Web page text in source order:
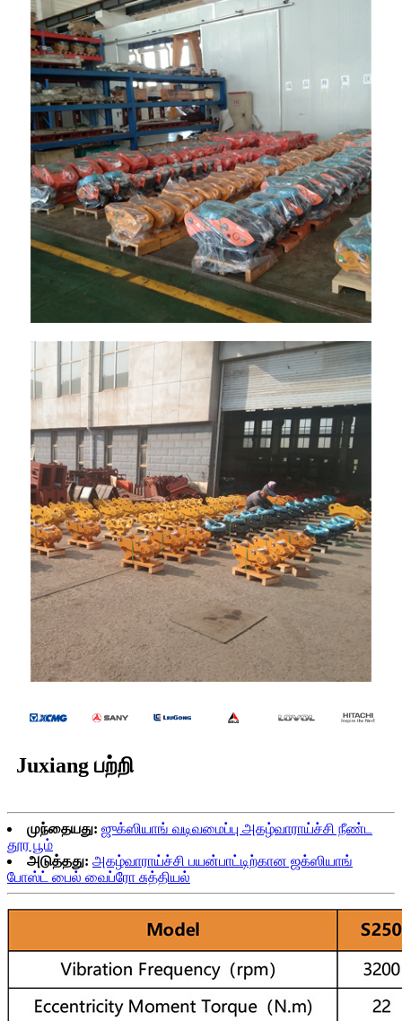
Juxiang பற்றி
முந்தையது: ஜுக்ஸியாங் வடிவமைப்பு அகழ்வாராய்ச்சி நீண்ட
தூர பூம்
அடுத்தது: அகழ்வாராய்ச்சி பயன்பாட்டிற்கான ஜக்ஸியாங்
போஸ்ட் பைல் வைப்ரோ சுத்தியல்